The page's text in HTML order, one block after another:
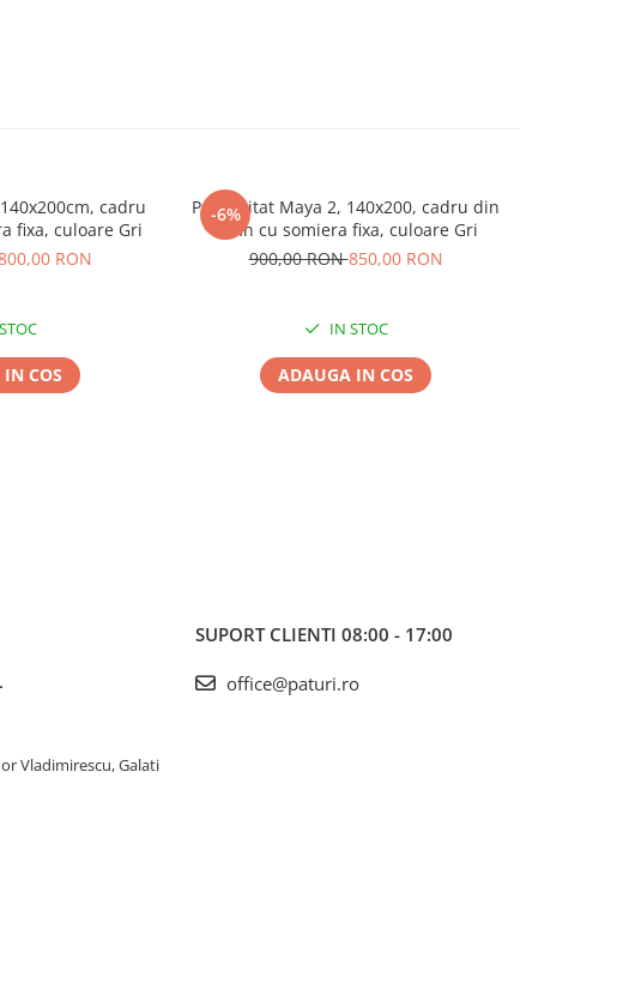
cadru
fixa, culoare Gri
RON
COS
-6%
Pat tapitat Maya 2, 140x200, cadru din
lemn cu somiera fixa, culoare Gri
900,00 RON850,00 RON
IN STOC
ADAUGA IN COS
Vladimirescu, Galati
SUPORT CLIENTI 08:00 - 17:00
office@paturi.ro